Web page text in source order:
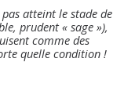
atteint le stade de
prudent « sage »),
comme des
quelle condition !